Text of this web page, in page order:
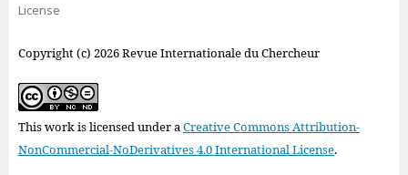
License
Copyright (c) 2026 Revue Internationale du Chercheur
This work is licensed under aCreative Commons Attribution-
NonCommercial-NoDerivatives 4.0 International License.